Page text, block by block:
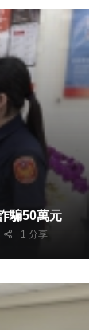
騙50萬元
1 分享